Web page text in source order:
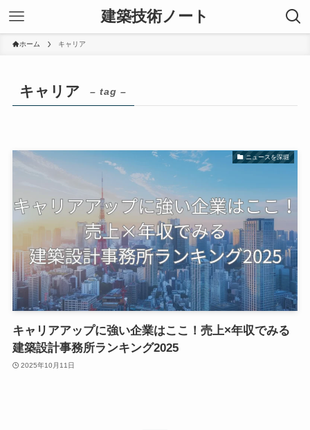
建築技術ノート
ホーム キャリア
キャリア – tag –
ニュースを深堀
キャリアアップに強い企業はここ！売上×年収でみる
建築設計事務所ランキング2025
2025年10月11日